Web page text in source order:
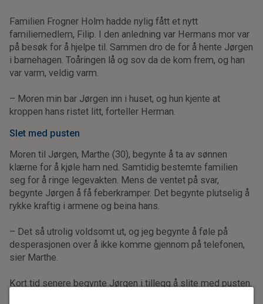
Familien Frogner Holm hadde nylig fått et nytt
familiemedlem, Filip. I den anledning var Hermans mor var
på besøk for å hjelpe til. Sammen dro de for å hente Jørgen
i barnehagen. Toåringen lå og sov da de kom frem, og han
var varm, veldig varm.
– Moren min bar Jørgen inn i huset, og hun kjente at
kroppen hans ristet litt, forteller Herman.
Slet med pusten
Moren til Jørgen, Marthe (30), begynte å ta av sønnen
klærne for å kjøle ham ned. Samtidig bestemte familien
seg for å ringe legevakten. Mens de ventet på svar,
begynte Jørgen å få feberkramper. Det begynte plutselig å
rykke kraftig i armene og beina hans.
– Det så utrolig voldsomt ut, og jeg begynte å føle på
desperasjonen over å ikke komme gjennom på telefonen,
sier Marthe.
Kort tid senere begynte Jørgen i tillegg å slite med pusten.